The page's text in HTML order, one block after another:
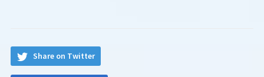
Share on Twitter